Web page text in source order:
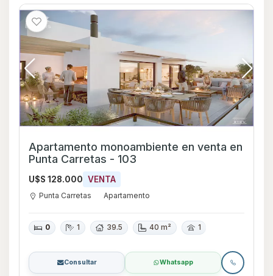
Apartamento monoambiente en venta en
Punta Carretas - 103
U$S 128.000 VENTA
Punta Carretas Apartamento
0 1 39.5 40 m² 1
Consultar Whatsapp